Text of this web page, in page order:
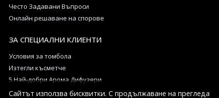
Сайтът използва бисквитки. С продължаване на прегледа
Често Задавани Въпроси
Онлайн решаване на спорове
ЗА СПЕЦИАЛНИ КЛИЕНТИ
Условия за томбола
Изтегли късметче
5 Най-добри Арома Дифузери